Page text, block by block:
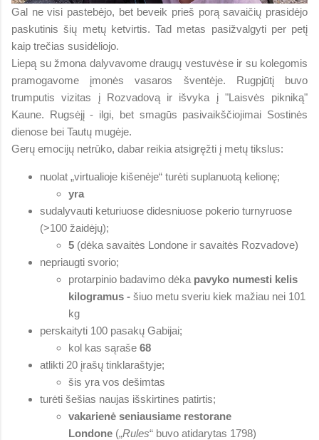
Gal ne visi pastebėjo, bet beveik prieš porą savaičių prasidėjo
paskutinis šių metų ketvirtis. Tad metas pasižvalgyti per petį
kaip trečias susidėliojo.
Liepą su žmona dalyvavome draugų vestuvėse ir su kolegomis
pramogavome įmonės vasaros šventėje. Rugpjūtį buvo
trumputis vizitas į Rozvadovą ir išvyka į "Laisvės pikniką"
Kaune. Rugsėjį - ilgi, bet smagūs pasivaikščiojimai Sostinės
dienose bei Tautų mugėje.
Gerų emocijų netrūko, dabar reikia atsigręžti į metų tikslus:
nuolat „virtualioje kišenėje“ turėti suplanuotą kelionę;
yra
sudalyvauti keturiuose didesniuose pokerio turnyruose
(>100 žaidėjų);
5 (dėka savaitės Londone ir savaitės Rozvadove)
nepriaugti svorio;
protarpinio badavimo dėka pavyko numesti kelis
kilogramus - šiuo metu sveriu kiek mažiau nei 101
kg
perskaityti 100 pasakų Gabijai;
kol kas sąraše 68
atlikti 20 įrašų tinklaraštyje;
šis yra vos dešimtas
turėti šešias naujas išskirtines patirtis;
vakarienė seniausiame restorane
Londone („Rules“ buvo atidarytas 1798)